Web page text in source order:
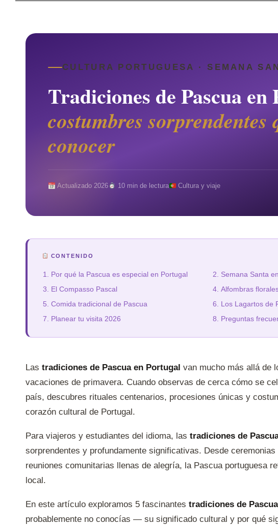
CULTURA PORTUGUESA · SEMANA
Tradiciones de Pascua
costumbres sorprendentes
conocer
Actualizado 2026 10 min de lectura Cultura y viaje
CONTENIDO
Por qué la Pascua es especial en Portugal
Semana Santa
El Compasso Pascal
Alfombras
Comida tradicional de Pascua
Los Lagartos de
Planear tu visita 2026
Preguntas
Las tradiciones de Pascua en Portugal van mucho más allá de
vacaciones de primavera. Cuando observas de cerca cómo se
país, descubres rituales centenarios, procesiones únicas y
corazón cultural de Portugal.
Para viajeros y estudiantes del idioma, las tradiciones de
sorprendentes y profundamente significativas. Desde
reuniones comunitarias llenas de alegría, la Pascua portuguesa
local.
En este artículo exploramos 5 fascinantes tradiciones de
probablemente no conocías — su significado cultural y por qué